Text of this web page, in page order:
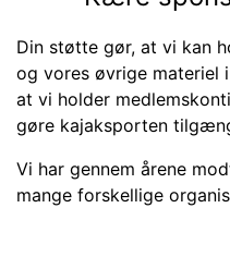
Din støtte gør, at vi kan
og vores øvrige materiel
at vi holder
gøre kajaksporten
Vi har gennem årene
mange forskellige